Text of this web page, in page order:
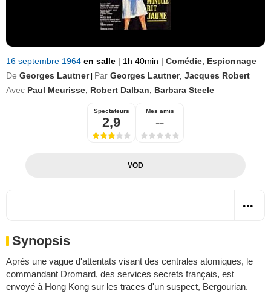
16 septembre 1964 en salle | 1h 40min | Comédie Espionnage
De Georges Lautner Par Georges Lautner, Jacques Robert
Avec Paul Meurisse Robert Dalban Barbara Steele
Spectateurs
2,9
Mes amis
--
VOD
Synopsis
Après une vague d'attentats visant des centrales atomiques, le
commandant Dromard, des services secrets français, est
envoyé à Hong Kong sur les traces d'un suspect, Bergourian.